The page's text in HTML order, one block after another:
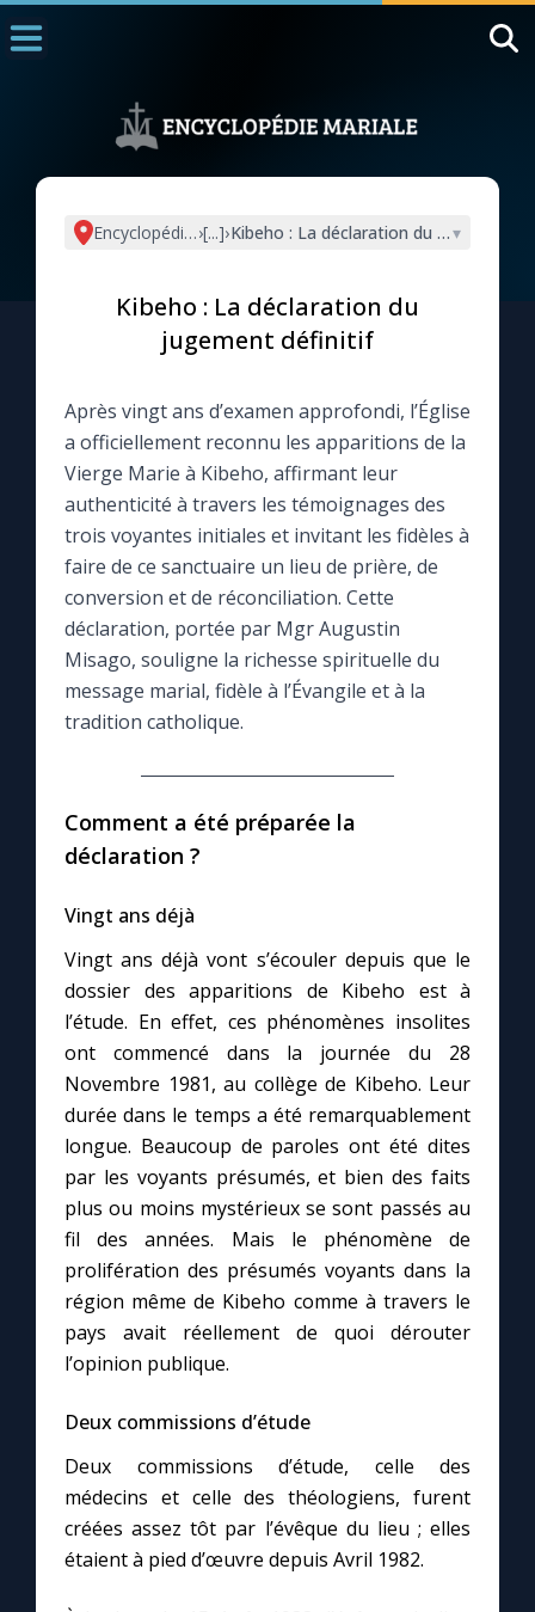
L'actualité de la semaine
La newsletter
La vidéo de la semaine
Le compte Tiktok
Le magazine
Le site internet
Avec Thérèse de Lisieux
L'Évangile chaque jour
Marie qui défait les nœuds
Me consacrer à Jésus par Marie
Mes intentions de prière
Une Minute avec Marie
Une neuvaine
À la une
1000 Raisons de Croire
Encyclopédie mariale
›[...]›Kibeho : La déclaration du jugement
▾
Kibeho : La déclaration du
jugement définitif
Après vingt ans d’examen approfondi, l’Église
a officiellement reconnu les apparitions de la
Vierge Marie à Kibeho, affirmant leur
authenticité à travers les témoignages des
trois voyantes initiales et invitant les fidèles à
faire de ce sanctuaire un lieu de prière, de
conversion et de réconciliation. Cette
déclaration, portée par Mgr Augustin
Misago, souligne la richesse spirituelle du
message marial, fidèle à l’Évangile et à la
tradition catholique.
Comment a été préparée la
déclaration ?
Vingt ans déjà
Vingt ans déjà vont s’écouler depuis que le
dossier des apparitions de Kibeho est à
l’étude. En effet, ces phénomènes insolites
ont commencé dans la journée du 28
Novembre 1981, au collège de Kibeho. Leur
durée dans le temps a été remarquablement
longue. Beaucoup de paroles ont été dites
par les voyants présumés, et bien des faits
plus ou moins mystérieux se sont passés au
fil des années. Mais le phénomène de
prolifération des présumés voyants dans la
région même de Kibeho comme à travers le
pays avait réellement de quoi dérouter
l’opinion publique.
Deux commissions d’étude
Deux commissions d’étude, celle des
médecins et celle des théologiens, furent
créées assez tôt par l’évêque du lieu ; elles
étaient à pied d’œuvre depuis Avril 1982.